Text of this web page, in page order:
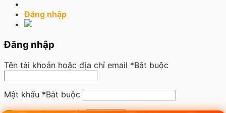
Đăng nhập
Đăng nhập
Tên tài khoản hoặc địa chỉ email *Bắt buộc
Mật khẩu *Bắt buộc